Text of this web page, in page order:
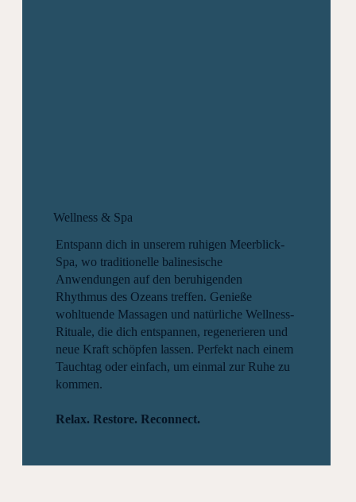
Wellness & Spa
Entspann dich in unserem ruhigen Meerblick-
Spa, wo traditionelle balinesische
Anwendungen auf den beruhigenden
Rhythmus des Ozeans treffen. Genieße
wohltuende Massagen und natürliche Wellness-
Rituale, die dich entspannen, regenerieren und
neue Kraft schöpfen lassen. Perfekt nach einem
Tauchtag oder einfach, um einmal zur Ruhe zu
kommen.
Relax. Restore. Reconnect.